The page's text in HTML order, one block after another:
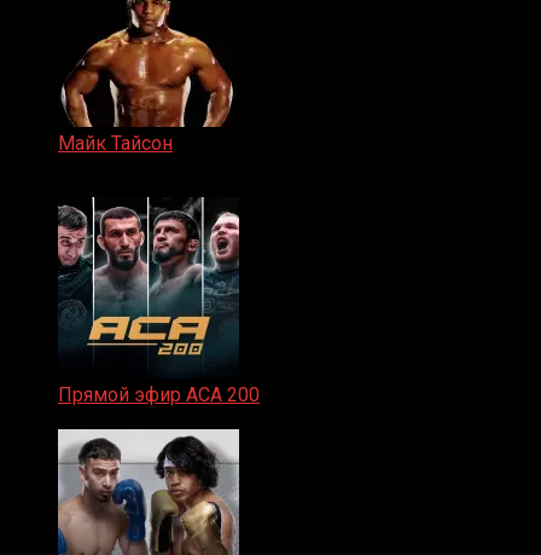
Майк Тайсон
Прямой эфир ACA 200